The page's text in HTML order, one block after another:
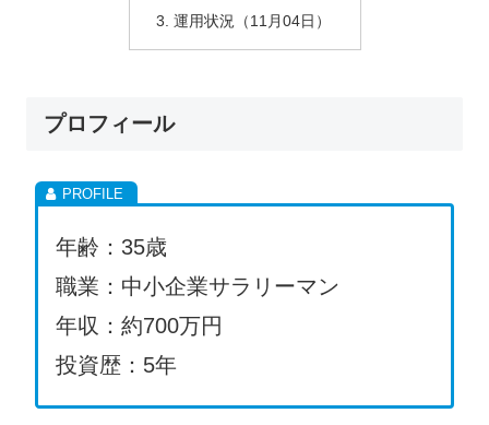
運用状況（11月04日）
プロフィール
年齢：35歳
職業：中小企業サラリーマン
年収：約700万円
投資歴：5年